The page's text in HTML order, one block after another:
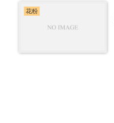
花粉